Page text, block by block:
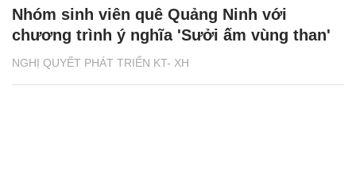
NGHỊ QUYẾT PHÁT TRIỂN KT- XH
Nhóm sinh viên quê Quảng Ninh với
chương trình ý nghĩa 'Sưởi ấm vùng than'